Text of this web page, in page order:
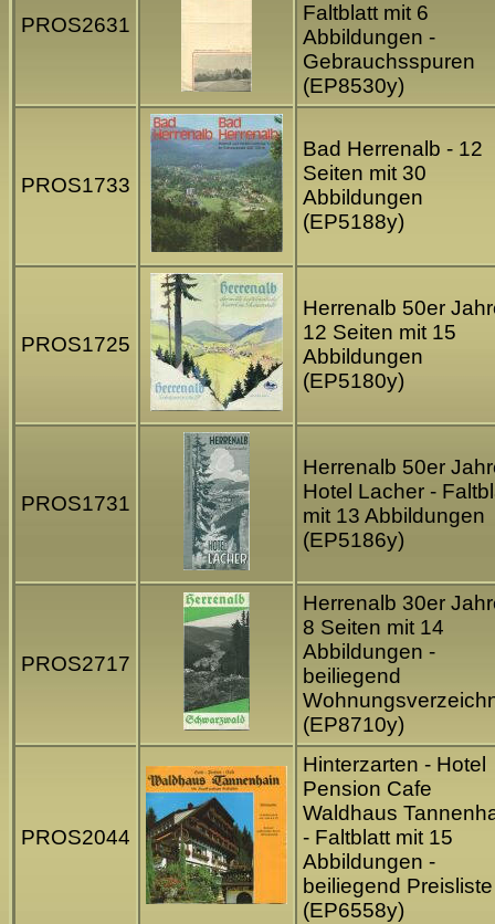
PROS2631
Faltblatt mit 6
Abbildungen -
Gebrauchsspuren
(EP8530y)
PROS1733
Bad Herrenalb - 12
Seiten mit 30
Abbildungen
(EP5188y)
PROS1725
Herrenalb 50er
12 Seiten mit 15
Abbildungen
(EP5180y)
PROS1731
Herrenalb 50er
Hotel Lacher -
mit 13 Abbildungen
(EP5186y)
PROS2717
Herrenalb 30er
8 Seiten mit 14
Abbildungen -
beiliegend
(EP8710y)
PROS2044
Hinterzarten - Hotel
Pension Cafe
Waldhaus
- Faltblatt mit 15
Abbildungen -
beiliegend Preisliste
(EP6558y)